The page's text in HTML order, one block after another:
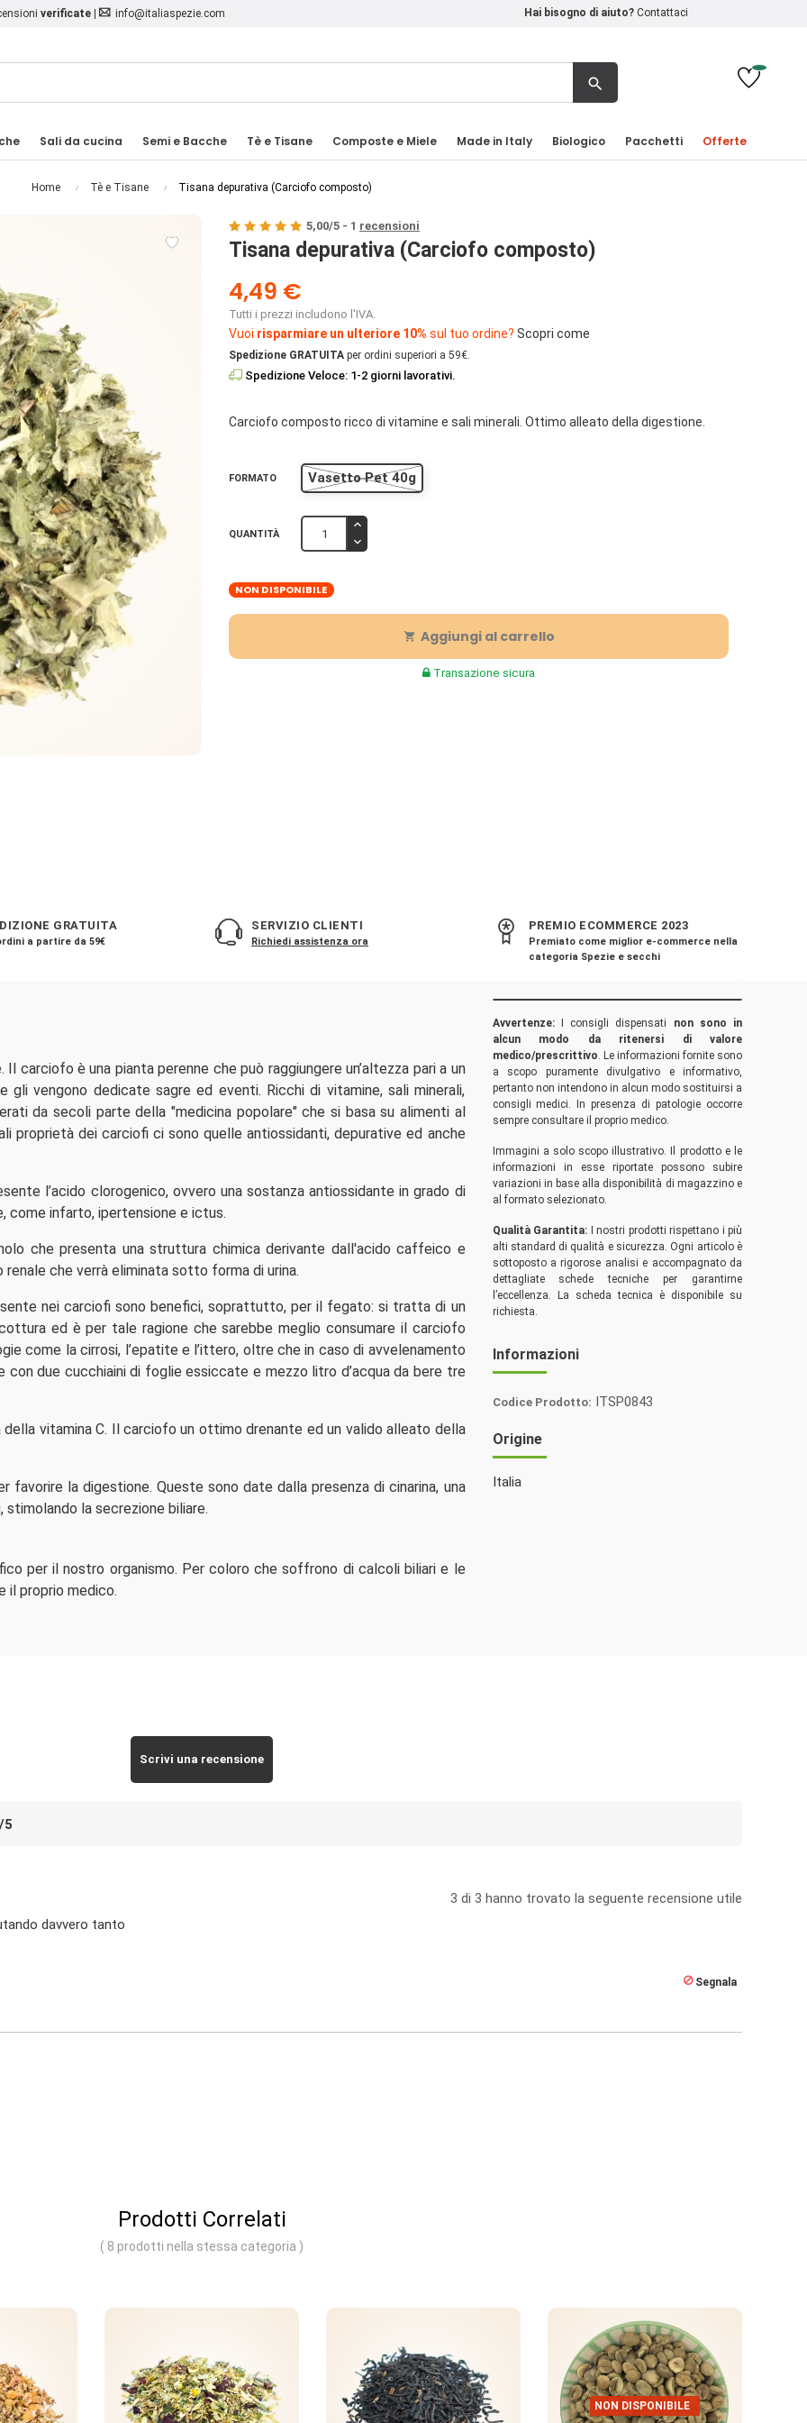
verificate info@italiaspezie.com Hai bisogno di aiuto? Contattaci
search
Sali da cucina Semi e Bacche Tè e Tisane Composte e Miele Made in Italy Biologico Pacchetti Offerte
Home Tè e Tisane Tisana depurativa (Carciofo composto)

5,00/5 - 1 recensioni
Tisana depurativa (Carciofo composto)
4,49 €
Tutti i prezzi includono l'IVA.
Vuoi risparmiare un ulteriore 10% sul tuo ordine? Scopri come
Spedizione GRATUITA per ordini superiori a 59€.
Spedizione Veloce: 1-2 giorni lavorativi.
Carciofo composto ricco di vitamine e sali minerali. Ottimo alleato della digestione.
FORMATO Vasetto Pet 40g
QUANTITÀ
NON DISPONIBILE
 Aggiungi al carrello
Transazione sicura
GRATUITA
a partire da 59€
SERVIZIO CLIENTI
Richiedi assistenza ora
PREMIO ECOMMERCE 2023
Premiato come miglior e-commerce nella
categoria Spezie e secchi
carciofo è una pianta perenne che può raggiungere un’altezza pari a un
vengono dedicate sagre ed eventi. Ricchi di vitamine, sali minerali,
da secoli parte della "medicina popolare" che si basa su alimenti al
proprietà dei carciofi ci sono quelle antiossidanti, depurative ed anche
l’acido clorogenico, ovvero una sostanza antiossidante in grado di
come infarto, ipertensione e ictus.
che presenta una struttura chimica derivante dall'acido caffeico e
che verrà eliminata sotto forma di urina.
nei carciofi sono benefici, soprattutto, per il fegato: si tratta di un
ed è per tale ragione che sarebbe meglio consumare il carciofo
come la cirrosi, l’epatite e l’ittero, oltre che in caso di avvelenamento
con due cucchiaini di foglie essiccate e mezzo litro d’acqua da bere tre
vitamina C. Il carciofo un ottimo drenante ed un valido alleato della
favorire la digestione. Queste sono date dalla presenza di cinarina, una
la secrezione biliare.
per il nostro organismo. Per coloro che soffrono di calcoli biliari e le
il proprio medico.
Avvertenze:I consigli dispensati
non sono in
alcun modo da ritenersi di valore
medico/prescrittivo. Le informazioni fornite sono
a scopo puramente divulgativo e informativo,
pertanto non intendono in alcun modo sostituirsi a
consigli medici. In presenza di patologie occorre
sempre consultare il proprio medico.
Immagini a solo scopo illustrativo. Il prodotto e le
informazioni in esse riportate possono subire
variazioni in base alla disponibilità di magazzino e
al formato selezionato.
Qualità Garantita: I nostri prodotti rispettano i più
alti standard di qualità e sicurezza. Ogni articolo è
sottoposto a rigorose analisi e accompagnato da
dettagliate schede tecniche per garantirne
l’eccellenza. La scheda tecnica è disponibile su
richiesta.
Informazioni
Codice Prodotto: ITSP0843
Spezie
Origine
Italia
Scrivi una recensione
/5
3 di 3 hanno trovato la seguente recensione utile
davvero tanto
Segnala
Prodotti Correlati
( 8 prodotti nella stessa categoria )
NON DISPONIBILE